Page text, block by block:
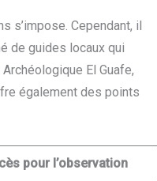
s’impose. Cependant, il
de guides locaux qui
El Guafe,
également des points
pour l’observation